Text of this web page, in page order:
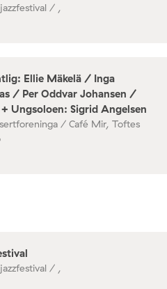
/ ,
Ellie Mäkelä / Inga
/ Per Oddvar Johansen /
Ungsoloen: Sigrid Angelsen
/ Café Mir, Toftes
/ ,